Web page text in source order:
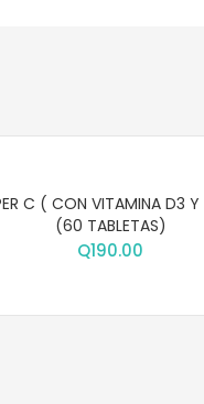
C ( CON VITAMINA D3
(60 TABLETAS)
Q190.00